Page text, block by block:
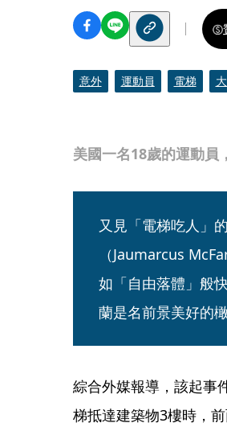
美國一名18歲的運動員
意外 運動員 電梯
又見「電梯吃人」
（Jaumarcus
如「自由落體」般
蘭是名前景美好的
綜合外媒報導，該起事
梯抵達建築物3樓時，